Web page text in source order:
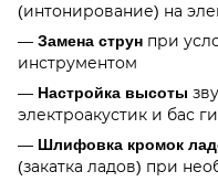
(интонирование) на
— Замена струн при
инструментом
— Настройка высоты
электроакустик и бас
— Шлифовка кромок
(закатка ладов) при